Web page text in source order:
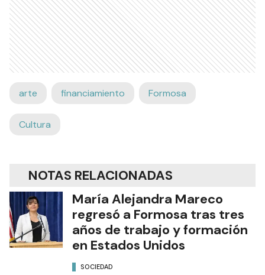
arte financiamiento Formosa
Cultura
NOTAS RELACIONADAS
María Alejandra Mareco
regresó a Formosa tras tres
años de trabajo y formación
en Estados Unidos
SOCIEDAD